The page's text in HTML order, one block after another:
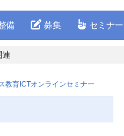
備 募集 セミナー
連
教育ICTオンラインセミナー